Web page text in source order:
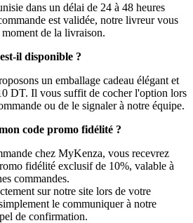
dans un délai de 24 à 48 heures
est validée, notre livreur vous
de la livraison.
il disponible ?
un emballage cadeau élégant et
DT. Il vous suffit de cocher l'option lors
ou de le signaler à notre équipe.
code promo fidélité ?
chez MyKenza, vous recevrez
fidélité exclusif de 10%, valable à
commandes.
sur notre site lors de votre
le communiquer à notre
de confirmation.